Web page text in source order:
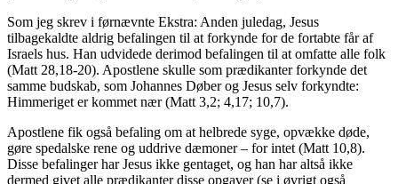
Som jeg skrev i førnævnte Ekstra: Anden juledag, Jesus
tilbagekaldte aldrig befalingen til at forkynde for de fortabte får af
Israels hus. Han udvidede derimod befalingen til at omfatte alle folk
(Matt 28,18-20). Apostlene skulle som prædikanter forkynde det
samme budskab, som Johannes Døber og Jesus selv forkyndte:
Himmeriget er kommet nær (Matt 3,2; 4,17; 10,7).
Apostlene fik også befaling om at helbrede syge, opvække døde,
gøre spedalske rene og uddrive dæmoner – for intet (Matt 10,8).
Disse befalinger har Jesus ikke gentaget, og han har altså ikke
dermed givet alle prædikanter disse opgaver (se i øvrigt også